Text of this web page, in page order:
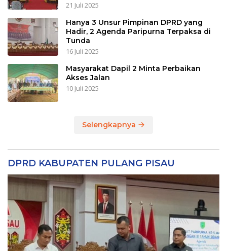
21 Juli 2025
Hanya 3 Unsur Pimpinan DPRD yang
Hadir, 2 Agenda Paripurna Terpaksa di
Tunda
16 Juli 2025
Masyarakat Dapil 2 Minta Perbaikan
Akses Jalan
10 Juli 2025
Selengkapnya
DPRD KABUPATEN PULANG PISAU